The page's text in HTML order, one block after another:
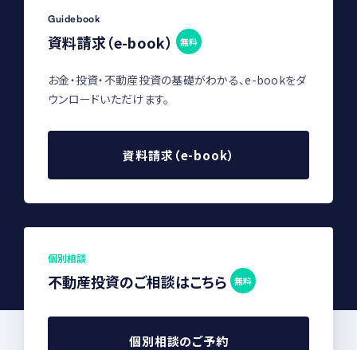
Guidebook
資料請求（e-book） 無料
お金・投資・不動産投資の基礎がわかる、e-bookをダ
ウンロードいただけます。
資料請求（e-book）
個別相談
不動産投資のご相談はこちら 無料
個別相談のご予約